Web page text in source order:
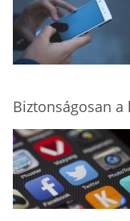
Biztonságosan